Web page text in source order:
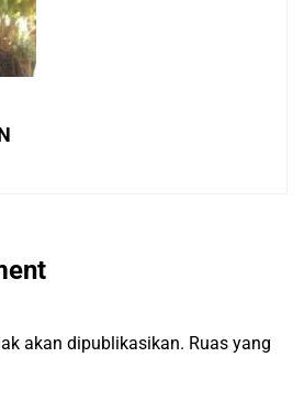
akan dipublikasikan. Ruas yang